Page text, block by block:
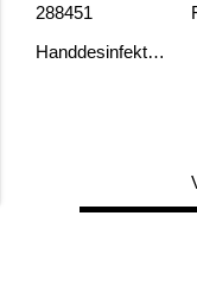
Handdesinfektion gel
288451